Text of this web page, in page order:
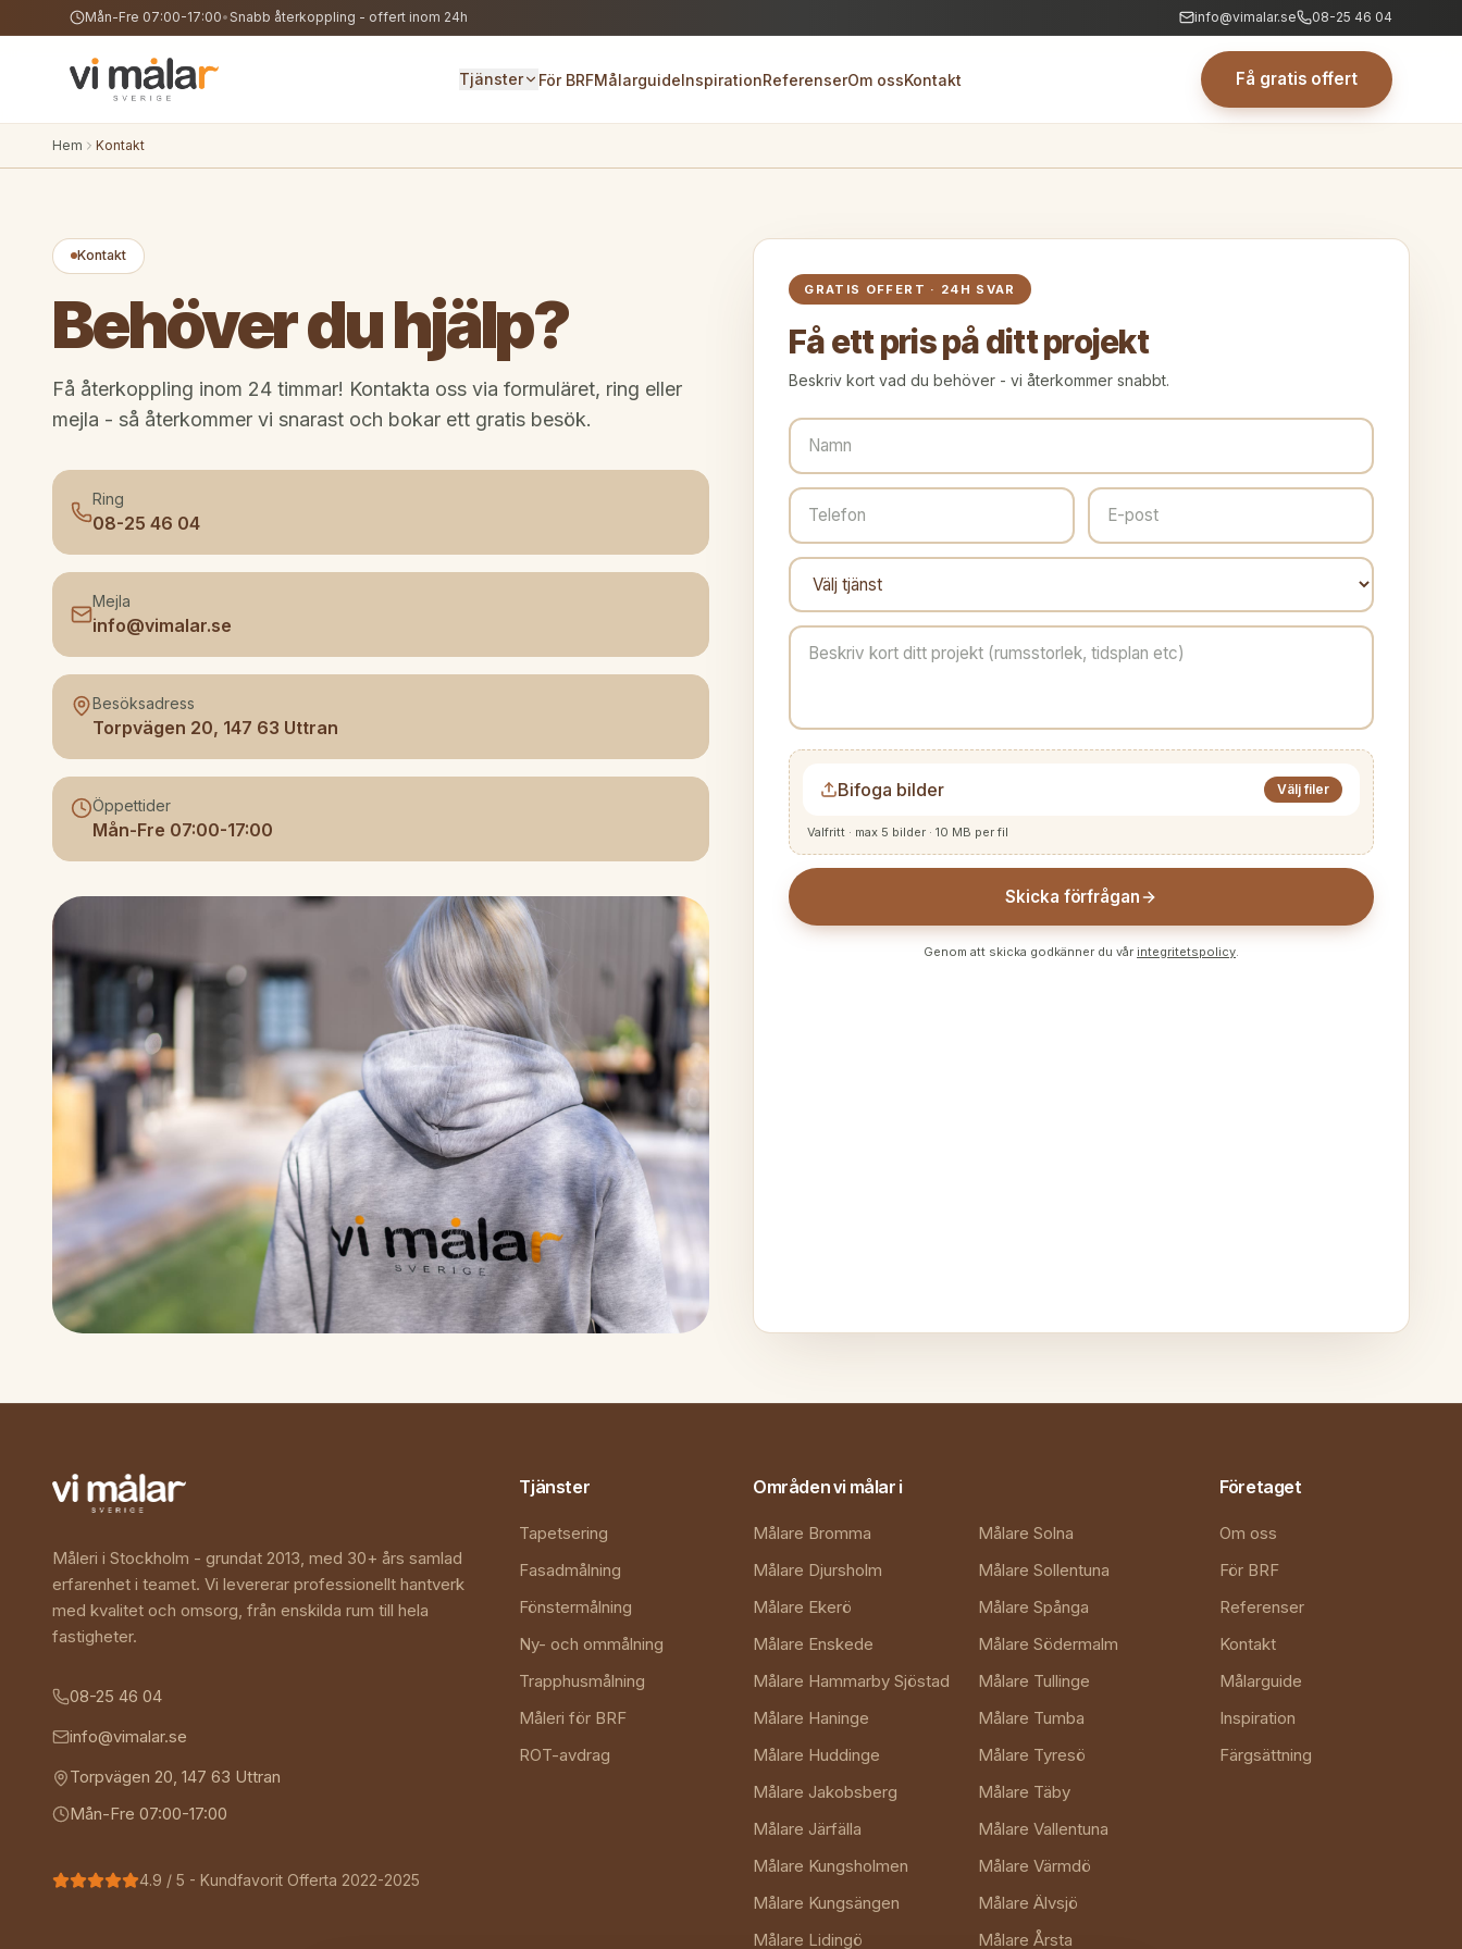
Mån-Fre 07:00-17:00• Snabb återkoppling - offert inom 24h info@vimalar.se 08-25 46 04
Tjänster För BRFMålarguideInspirationReferenserOm ossKontakt Få gratis offert
Hem Kontakt
Kontakt
Behöver du hjälp?
Få återkoppling inom 24 timmar! Kontakta oss via formuläret, ring eller
mejla - så återkommer vi snarast och bokar ett gratis besök.
Ring
08-25 46 04
Mejla
info@vimalar.se
Besöksadress
Torpvägen 20, 147 63 Uttran
Öppettider
Mån-Fre 07:00-17:00
GRATIS OFFERT · 24H SVAR
Få ett pris på ditt projekt
Beskriv kort vad du behöver - vi återkommer snabbt.
Bifoga bilder Välj filer
Valfritt · max 5 bilder · 10 MB per fil
Skicka förfrågan
Genom att skicka godkänner du vår integritetspolicy
Måleri i Stockholm - grundat 2013, med 30+ års samlad
erfarenhet i teamet. Vi levererar professionellt hantverk
med kvalitet och omsorg, från enskilda rum till hela
fastigheter.
08-25 46 04
info@vimalar.se
Torpvägen 20, 147 63 Uttran
Mån-Fre 07:00-17:00
4.9 / 5 - Kundfavorit Offerta 2022-2025
Tjänster
Tapetsering
Fasadmålning
Fönstermålning
Ny- och ommålning
Trapphusmålning
Måleri för BRF
ROT-avdrag
Områden vi målar i
Målare Bromma
Målare Djursholm
Målare Ekerö
Målare Enskede
Målare Hammarby Sjöstad
Målare Haninge
Målare Huddinge
Målare Jakobsberg
Målare Järfälla
Målare Kungsholmen
Målare Kungsängen
Målare Lidingö
Målare Solna
Målare Sollentuna
Målare Spånga
Målare Södermalm
Målare Tullinge
Målare Tumba
Målare Tyresö
Målare Täby
Målare Vallentuna
Målare Värmdö
Målare Älvsjö
Målare Årsta
Företaget
Om oss
För BRF
Referenser
Kontakt
Målarguide
Inspiration
Färgsättning